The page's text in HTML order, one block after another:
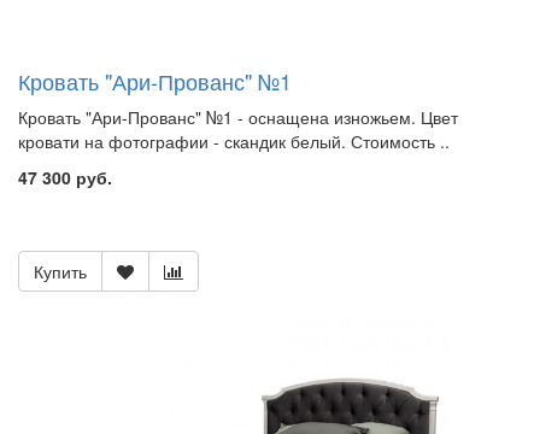
Кровать "Ари-Прованс" №1
Кровать "Ари-Прованс" №1 - оснащена изножьем. Цвет
кровати на фотографии - скандик белый. Стоимость ..
47 300 руб.
Купить